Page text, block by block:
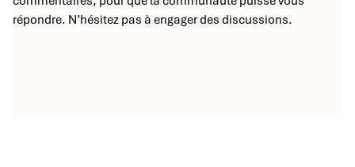
répondre. N’hésitez pas à engager des discussions.